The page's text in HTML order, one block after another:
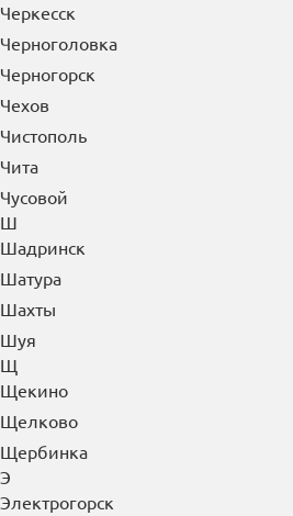
Черкесск
Черноголовка
Черногорск
Чехов
Чистополь
Чита
Чусовой
Ш
Шадринск
Шатура
Шахты
Шуя
Щ
Щекино
Щелково
Щербинка
Э
Электрогорск